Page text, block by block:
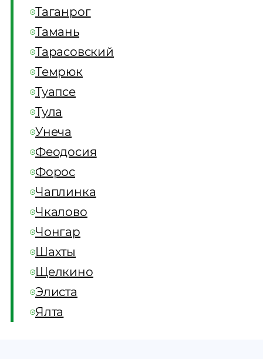
Таганрог
Тамань
Тарасовский
Темрюк
Туапсе
Тула
Унеча
Феодосия
Форос
Чаплинка
Чкалово
Чонгар
Шахты
Щелкино
Элиста
Ялта